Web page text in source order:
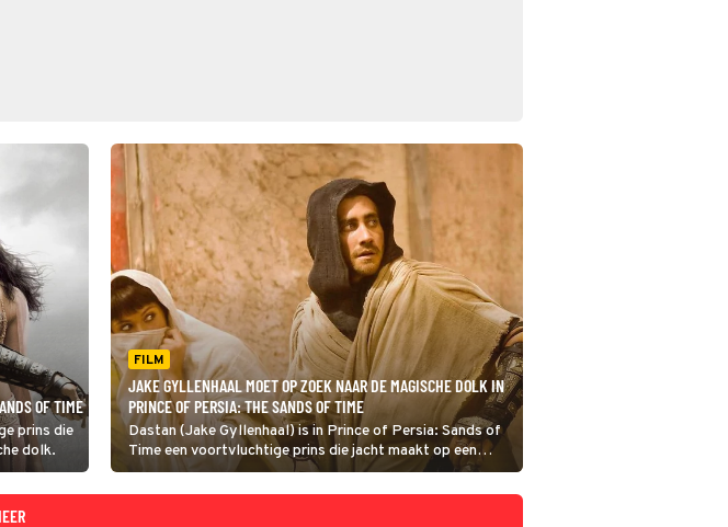
OF TIME
prins die
dolk.
FILM
JAKE GYLLENHAAL MOET OP ZOEK NAAR DE MAGISCHE DOLK IN
PRINCE OF PERSIA: THE SANDS OF TIME
Dastan (Jake Gyllenhaal) is in Prince of Persia: Sands of
Time een voortvluchtige prins die jacht maakt op een
schurk. Deze dreigt de wereld te vernietigen met een
magische dolk.